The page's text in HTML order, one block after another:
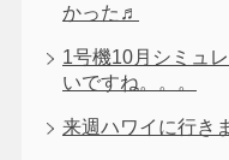
かった♬
1号機10月シミュ
いですね。。。
来週ハワイに行き